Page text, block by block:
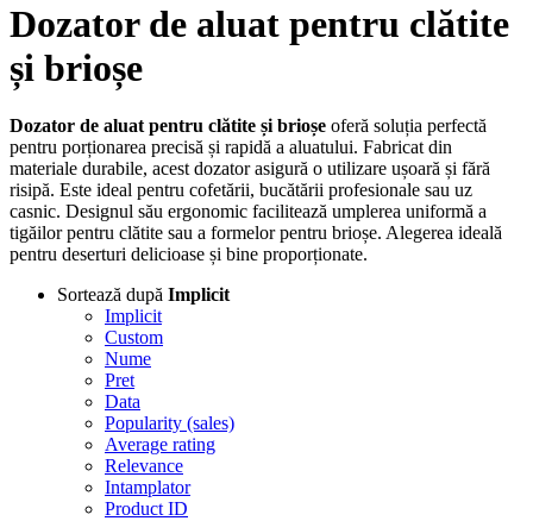
Dozator de aluat pentru clătite
și brioșe
Dozator de aluat pentru clătite și brioșe oferă soluția perfectă
pentru porționarea precisă și rapidă a aluatului. Fabricat din
materiale durabile, acest dozator asigură o utilizare ușoară și fără
risipă. Este ideal pentru cofetării, bucătării profesionale sau uz
casnic. Designul său ergonomic facilitează umplerea uniformă a
tigăilor pentru clătite sau a formelor pentru brioșe. Alegerea ideală
pentru deserturi delicioase și bine proporționate.
Sortează după Implicit
Implicit
Custom
Nume
Pret
Data
Popularity (sales)
Average rating
Relevance
Intamplator
Product ID